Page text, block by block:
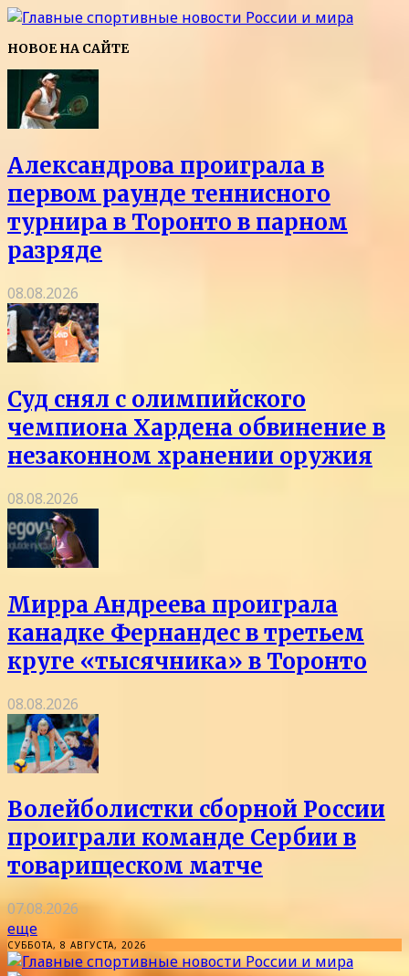
НОВОЕ НА САЙТЕ
Александрова проиграла в
первом раунде теннисного
турнира в Торонто в парном
разряде
08.08.2026
Суд снял с олимпийского
чемпиона Хардена обвинение в
незаконном хранении оружия
08.08.2026
Мирра Андреева проиграла
канадке Фернандес в третьем
круге «тысячника» в Торонто
08.08.2026
Волейболистки сборной России
проиграли команде Сербии в
товарищеском матче
07.08.2026
еще
СУББОТА, 8 АВГУСТА, 2026